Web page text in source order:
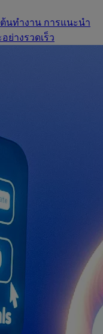
นทำงาน การแนะนำ
ย่างรวดเร็ว